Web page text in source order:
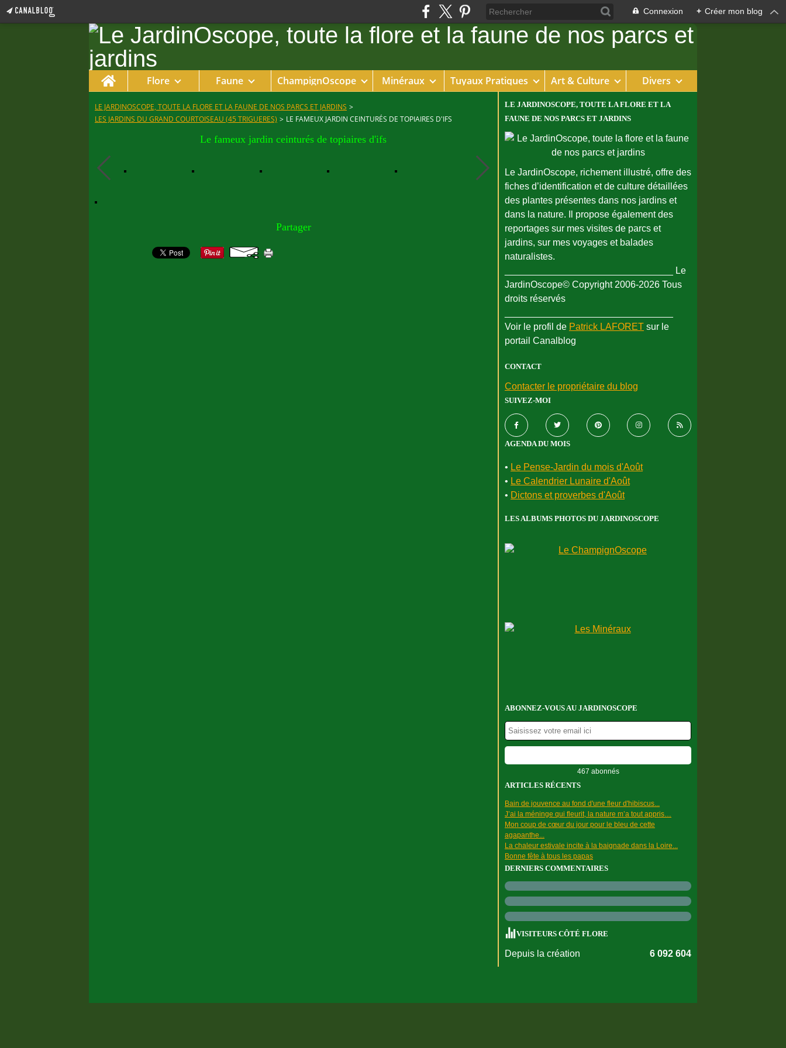
Connexion + Créer mon blog
Home Flore Faune ChampignOscope Minéraux Tuyaux Pratiques Art & Culture Divers
LE JARDINOSCOPE, TOUTE LA FLORE ET LA FAUNE DE NOS PARCS ET JARDINS >
LES JARDINS DU GRAND COURTOISEAU (45 TRIGUERES) > LE FAMEUX JARDIN CEINTURÉS DE TOPIAIRES D'IFS
Le fameux jardin ceinturés de topiaires d'ifs
Partager
LE JARDINOSCOPE, TOUTE LA FLORE ET LA
FAUNE DE NOS PARCS ET JARDINS
Le JardinOscope, richement illustré, offre des
fiches d’identification et de culture détaillées
des plantes présentes dans nos jardins et
dans la nature. Il propose également des
reportages sur mes visites de parcs et
jardins, sur mes voyages et balades
naturalistes.
________________________________ Le
JardinOscope© Copyright 2006-2026 Tous
droits réservés
Voir le profil de Patrick LAFORET sur le
portail Canalblog
CONTACT
Contacter le propriétaire du blog
SUIVEZ-MOI
AGENDA DU MOIS
• Le Pense-Jardin du mois d'Août
• Le Calendrier Lunaire d'Août
• Dictons et proverbes d'Août
LES ALBUMS PHOTOS DU JARDINOSCOPE
ABONNEZ-VOUS AU JARDINOSCOPE
467 abonnés
ARTICLES RÉCENTS
Bain de jouvence au fond d'une fleur d'hibiscus...
J’ai la méninge qui fleurit, la nature m’a tout appris…
Mon coup de cœur du jour pour le bleu de cette
agapanthe...
La chaleur estivale incite à la baignade dans la Loire...
Bonne fête à tous les papas
DERNIERS COMMENTAIRES
VISITEURS CÔTÉ FLORE
Depuis la création 6 092 604